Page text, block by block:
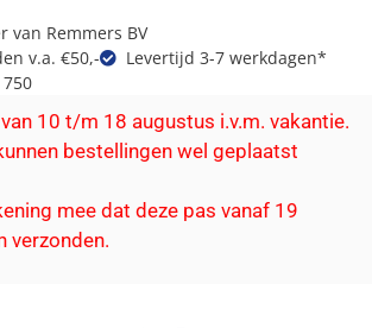
van Remmers BV
v.a. €50,-
Levertijd 3-7 werkdagen*
10 t/m 18 augustus i.v.m. vakantie.
bestellingen wel geplaatst
mee dat deze pas vanaf 19
verzonden.